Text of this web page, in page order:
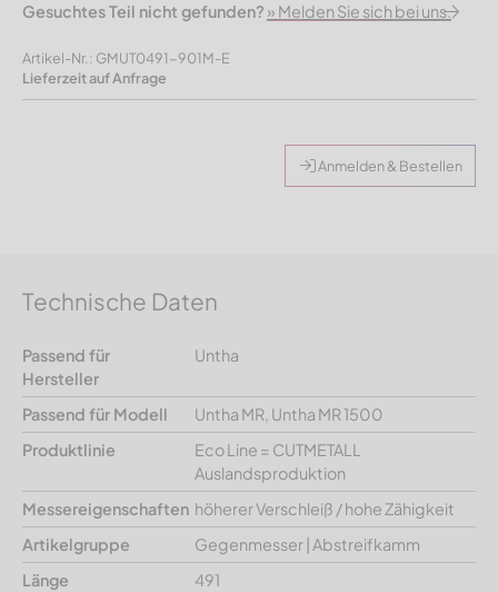
Gesuchtes Teil nicht gefunden? » Melden Sie sich bei uns.
Artikel-Nr.: GMUT0491-901M-E
Lieferzeit auf Anfrage
Anmelden & Bestellen
Technische Daten
Passend für
Hersteller
Untha
Passend für Modell
Untha MR, Untha MR 1500
Produktlinie
Eco Line = CUTMETALL
Auslandsproduktion
Messereigenschaften höherer Verschleiß / hohe Zähigkeit
Artikelgruppe
Gegenmesser | Abstreifkamm
Länge
491